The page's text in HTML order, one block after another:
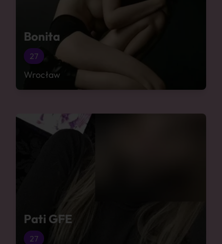
Bonita
27
Wrocław
Pati GFE
27